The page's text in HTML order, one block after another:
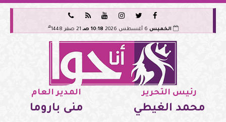






الخميس 10:18 صـ 21 صفر 1448 هـ
رئيس التحرير
محمد الغيطي
المدير العام
منى باروما